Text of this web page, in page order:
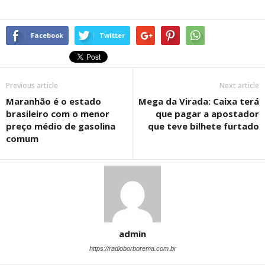
Facebook Twitter
Previous article
Maranhão é o estado
brasileiro com o menor
preço médio de gasolina
comum
Next article
Mega da Virada: Caixa terá
que pagar a apostador
que teve bilhete furtado
admin
https://radioborborema.com.br